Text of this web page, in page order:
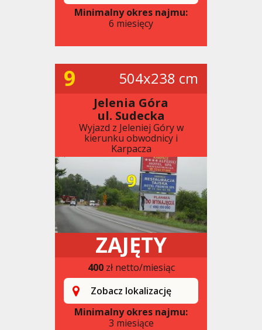
Minimalny okres najmu:
6 miesięcy
9 504x238 cm
Jelenia Góra
ul. Sudecka
Wyjazd z Jeleniej Góry w
kierunku obwodnicy i
Karpacza
ZAJĘTY
400zł netto/miesiąc
Zobacz lokalizację
Minimalny okres najmu:
3 miesiące